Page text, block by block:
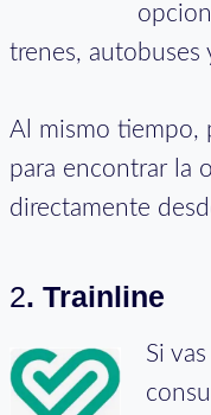
trenes, autobuses
Al mismo tiempo,
para encontrar la
directamente
2. Trainline
Si